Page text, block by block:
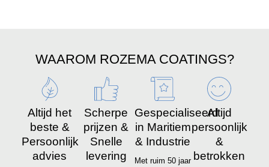
WAAROM ROZEMA COATINGS?
Altijd het
beste &
Persoonlijk
advies
Scherpe
prijzen &
Snelle
levering
Gespecialiseerd
in Maritiem
& Industrie
Met ruim 50 jaar
Altijd
persoonlijk
&
betrokken